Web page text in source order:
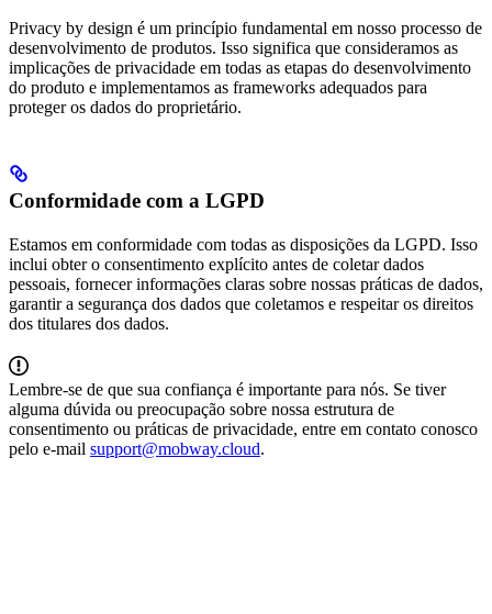
Privacy by design é um princípio fundamental em nosso processo de
desenvolvimento de produtos. Isso significa que consideramos as
implicações de privacidade em todas as etapas do desenvolvimento
do produto e implementamos as frameworks adequados para
proteger os dados do proprietário.
Conformidade com a LGPD
Estamos em conformidade com todas as disposições da LGPD. Isso
inclui obter o consentimento explícito antes de coletar dados
pessoais, fornecer informações claras sobre nossas práticas de dados,
garantir a segurança dos dados que coletamos e respeitar os direitos
dos titulares dos dados.
Lembre-se de que sua confiança é importante para nós. Se tiver
alguma dúvida ou preocupação sobre nossa estrutura de
consentimento ou práticas de privacidade, entre em contato conosco
pelo e-mail support@mobway.cloud.